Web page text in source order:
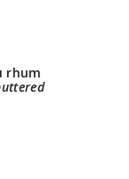
rhum